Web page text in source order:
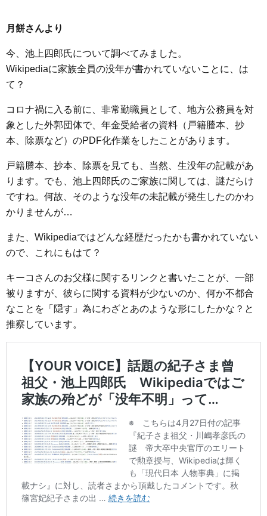
月餅さんより
今、池上四郎氏について調べてみました。
Wikipediaに家族全員の没年が書かれていないことに、は
て？
コロナ禍に入る前に、非常勤職員として、地方公務員を対
象とした外郭団体で、年金受給者の資料（戸籍謄本、抄
本、除票など）のPDF化作業をしたことがあります。
戸籍謄本、抄本、除票を見ても、当然、生没年の記載があ
ります。でも、池上四郎氏のご家族に関しては、謎だらけ
ですね。何故、そのような没年の未記載が発生したのかわ
かりませんが…
また、Wikipediaではどんな経歴だったかも書かれていない
ので、これにもはて？
キーコさんのお父様に関するリンクと書いたことが、一部
被りますが、彼らに関する資料が少ないのか、何か不都合
なことを「隠す」為にわざとあのような形にしたかな？と
推察しています。